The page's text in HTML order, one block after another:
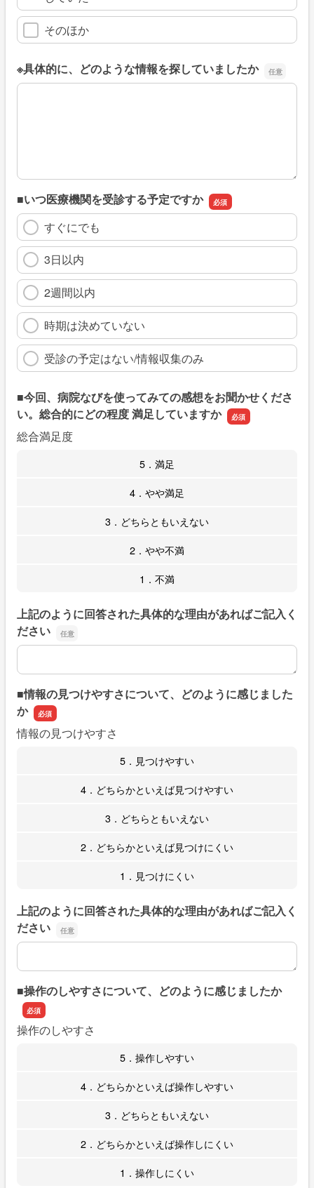
そのほか
※具体的に、どのような情報を探していましたか
※具体的に、どのような情報を探していましたか
■いつ医療機関を受診する予定ですか
すぐにでも
3日以内
2週間以内
時期は決めていない
受診の予定はない/情報収集のみ
■今回、病院なびを使ってみての感想をお聞かせくださ
い。総合的にどの程度 満足していますか
総合満足度
5．満足
4．やや満足
3．どちらともいえない
2．やや不満
1．不満
上記のように回答された具体的な理由があればご記入く
ださい
上記のように回答された具体的な理由があればご記入くだ
■情報の見つけやすさについて、どのように感じました
か
情報の見つけやすさ
5．見つけやすい
4．どちらかといえば見つけやすい
3．どちらともいえない
2．どちらかといえば見つけにくい
1．見つけにくい
上記のように回答された具体的な理由があればご記入く
ださい
上記のように回答された具体的な理由があればご記入くだ
■操作のしやすさについて、どのように感じましたか
操作のしやすさ
5．操作しやすい
4．どちらかといえば操作しやすい
3．どちらともいえない
2．どちらかといえば操作しにくい
1．操作しにくい